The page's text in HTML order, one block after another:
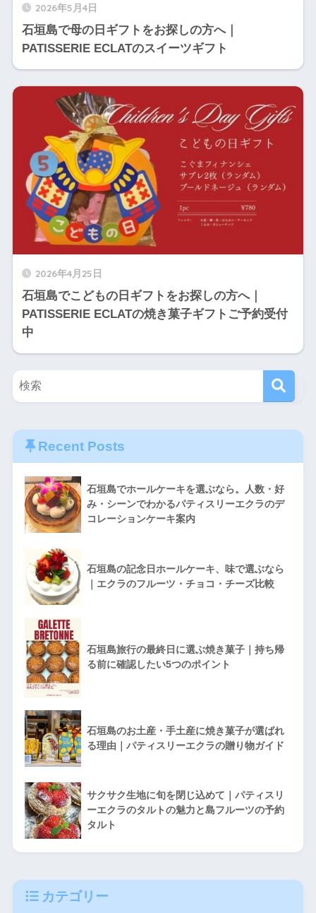
2026年5月4日
石垣島で母の日ギフトをお探しの方へ｜
PATISSERIE ECLATのスイーツギフト
2026年4月25日
石垣島でこどもの日ギフトをお探しの方へ｜
PATISSERIE ECLATの焼き菓子ギフトご予約受付
中
Recent Posts
石垣島でホールケーキを選ぶなら。人数・好
み・シーンでわかるパティスリーエクラのデ
コレーションケーキ案内
石垣島の記念日ホールケーキ、味で選ぶなら
｜エクラのフルーツ・チョコ・チーズ比較
石垣島旅行の最終日に選ぶ焼き菓子｜持ち帰
る前に確認したい5つのポイント
石垣島のお土産・手土産に焼き菓子が選ばれ
る理由｜パティスリーエクラの贈り物ガイド
サクサク生地に旬を閉じ込めて｜パティスリ
ーエクラのタルトの魅力と島フルーツの予約
タルト
カテゴリー